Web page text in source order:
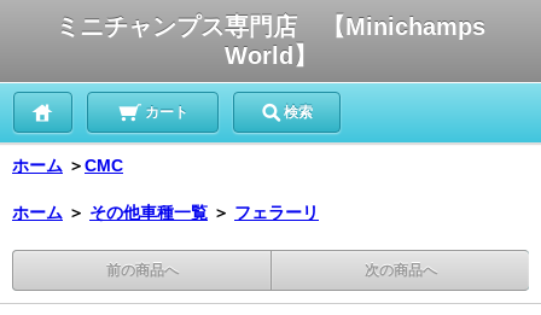
ミニチャンプス専門店 【Minichamps
World】
カート 検索
ホーム ＞CMC
ホーム ＞ その他車種一覧 ＞ フェラーリ
前の商品へ 次の商品へ